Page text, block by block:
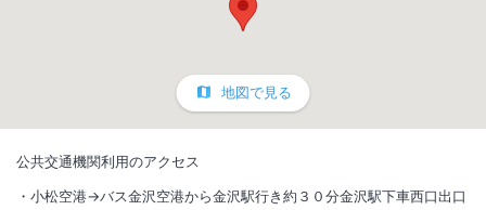
地図で見る
公共交通機関利用のアクセス
小松空港→バス金沢空港から金沢駅行き約３０分金沢駅下車西口出口